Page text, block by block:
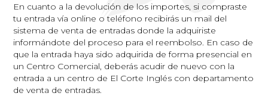
En cuanto a la devolución de los importes, si compraste
tu entrada vía online o teléfono recibirás un mail del
sistema de venta de entradas donde la adquiriste
informándote del proceso para el reembolso. En caso de
que la entrada haya sido adquirida de forma presencial en
un Centro Comercial, deberás acudir de nuevo con la
entrada a un centro de El Corte Inglés con departamento
de venta de entradas.